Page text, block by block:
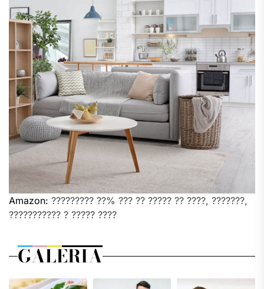
Amazon: ????????? ??% ??? ?? ????? ?? ????, ???????,
??????????? ? ????? ????
GALERIA